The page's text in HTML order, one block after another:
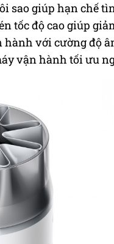
sao giúp hạn chế
tốc độ cao giúp
hành với cường độ
vận hành tối ưu